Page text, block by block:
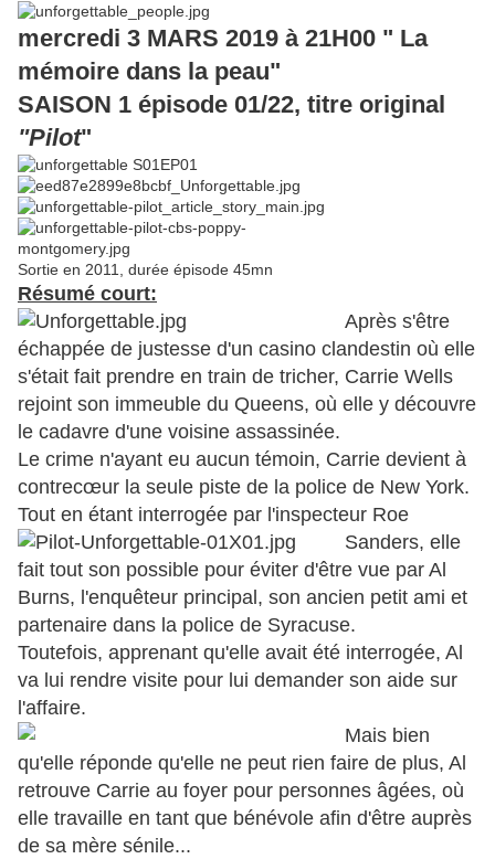
mercredi 3 MARS 2019 à 21H00 " La
mémoire dans la peau"
SAISON 1 épisode 01/22, titre original
"Pilot"
Sortie en 2011, durée épisode 45mn
Résumé court:
Après s'être
échappée de justesse d'un casino clandestin où elle
s'était fait prendre en train de tricher, Carrie Wells
rejoint son immeuble du Queens, où elle y découvre
le cadavre d'une voisine assassinée.
Le crime n'ayant eu aucun témoin, Carrie devient à
contrecœur la seule piste de la police de New York.
Tout en étant interrogée par l'inspecteur Roe
Sanders, elle
fait tout son possible pour éviter d'être vue par Al
Burns, l'enquêteur principal, son ancien petit ami et
partenaire dans la police de Syracuse.
Toutefois, apprenant qu'elle avait été interrogée, Al
va lui rendre visite pour lui demander son aide sur
l'affaire.
Mais bien
qu'elle réponde qu'elle ne peut rien faire de plus, Al
retrouve Carrie au foyer pour personnes âgées, où
elle travaille en tant que bénévole afin d'être auprès
de sa mère sénile...